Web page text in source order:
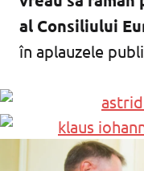
al Consiliului
în aplauzele